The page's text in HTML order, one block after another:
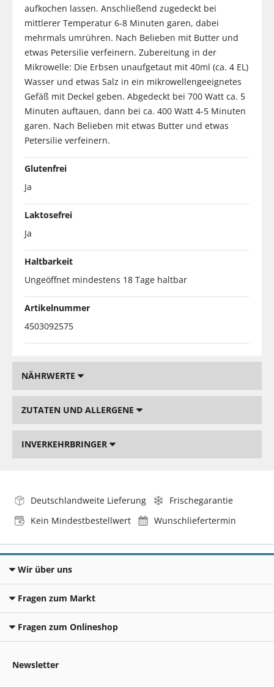
aufkochen lassen. Anschließend zugedeckt bei
mittlerer Temperatur 6-8 Minuten garen, dabei
mehrmals umrühren. Nach Belieben mit Butter und
etwas Petersilie verfeinern. Zubereitung in der
Mikrowelle: Die Erbsen unaufgetaut mit 40ml (ca. 4 EL)
Wasser und etwas Salz in ein mikrowellengeeignetes
Gefäß mit Deckel geben. Abgedeckt bei 700 Watt ca. 5
Minuten auftauen, dann bei ca. 400 Watt 4-5 Minuten
garen. Nach Belieben mit etwas Butter und etwas
Petersilie verfeinern.
Glutenfrei
Ja
Laktosefrei
Ja
Haltbarkeit
Ungeöffnet mindestens 18 Tage haltbar
Artikelnummer
4503092575
NÄHRWERTE
ZUTATEN UND ALLERGENE
INVERKEHRBRINGER
Deutschlandweite Lieferung
Frischegarantie
Kein Mindestbestellwert
Wunschliefertermin
Wir über uns
Fragen zum Markt
Fragen zum Onlineshop
Newsletter